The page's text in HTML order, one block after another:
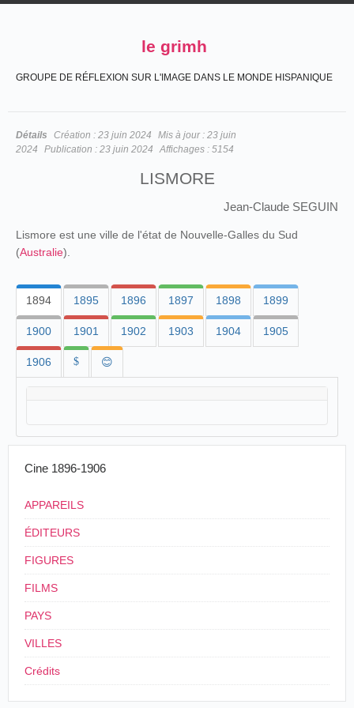
le grimh
GROUPE DE RÉFLEXION SUR L'IMAGE DANS LE MONDE HISPANIQUE
Détails Création : 23 juin 2024 Mis à jour : 23 juin
2024
Publication : 23 juin 2024 Affichages : 5154
LISMORE
Jean-Claude SEGUIN
Lismore est une ville de l'état de Nouvelle-Galles du Sud
(Australie).
1894 1895 1896 1897 1898 1899
1900 1901 1902 1903 1904 1905
1906 $ 😊
Cine 1896-1906
APPAREILS
ÉDITEURS
FIGURES
FILMS
PAYS
VILLES
Crédits